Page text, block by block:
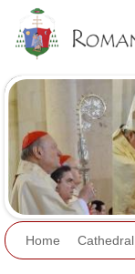
Home Cathedral